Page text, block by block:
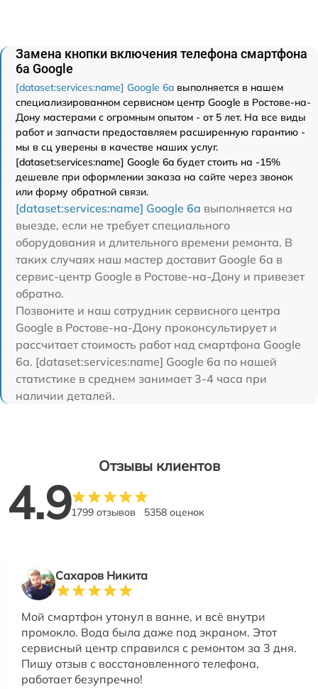
Замена кнопки включения телефона смартфона
6a Google
[dataset:services:name] Google 6a выполняется в нашем
специализированном сервисном центр Google в Ростове-на-
Дону мастерами с огромным опытом - от 5 лет. На все виды
работ и запчасти предоставляем расширенную гарантию -
мы в сц уверены в качестве наших услуг.
[dataset:services:name] Google 6a будет стоить на -15%
дешевле при оформлении заказа на сайте через звонок
или форму обратной связи.
[dataset:services:name] Google 6a выполняется на
выезде, если не требует специального
оборудования и длительного времени ремонта. В
таких случаях наш мастер доставит Google 6a в
сервис-центр Google в Ростове-на-Дону и привезет
обратно.
Позвоните и наш сотрудник сервисного центра
Google в Ростове-на-Дону проконсультирует и
рассчитает стоимость работ над смартфона Google
6a. [dataset:services:name] Google 6a по нашей
статистике в среднем занимает 3-4 часа при
наличии деталей.
Отзывы клиентов
4.91799 отзывов 5358 оценок
Сахаров Никита
Мой смартфон утонул в ванне, и всё внутри
промокло. Вода была даже под экраном. Этот
сервисный центр справился с ремонтом за 3 дня.
Пишу отзыв с восстановленного телефона,
работает безупречно!